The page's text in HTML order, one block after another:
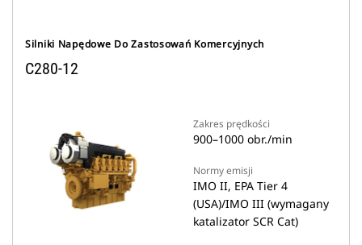
Silniki Napędowe Do Zastosowań Komercyjnych
C280-12
Zakres prędkości
900–1000 obr./min
Normy emisji
IMO II, EPA Tier 4
(USA)/IMO III (wymagany
katalizator SCR Cat)